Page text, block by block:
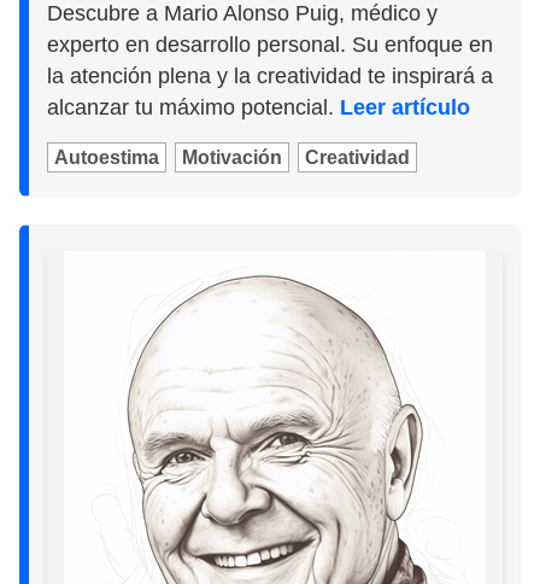
Descubre a Mario Alonso Puig, médico y
experto en desarrollo personal. Su enfoque en
la atención plena y la creatividad te inspirará a
alcanzar tu máximo potencial. Leer artículo
Autoestima Motivación Creatividad